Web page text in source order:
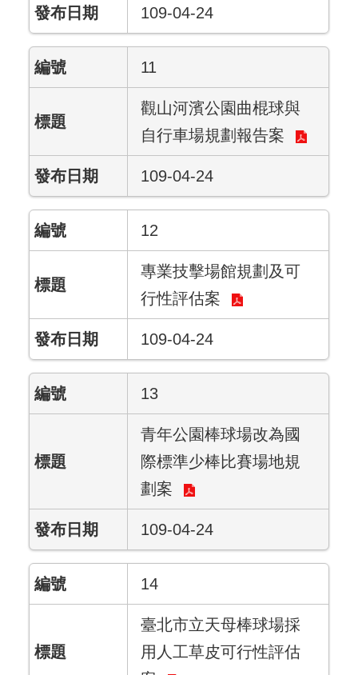
109-04-24
11
觀山河濱公園曲棍球與
自行車場規劃報告案
109-04-24
12
專業技擊場館規劃及可
行性評估案
109-04-24
13
青年公園棒球場改為國
際標準少棒比賽場地規
劃案
109-04-24
14
臺北市立天母棒球場採
用人工草皮可行性評估